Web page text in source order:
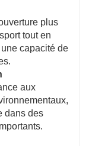
plus
tout en
capacité de
aux
dans des